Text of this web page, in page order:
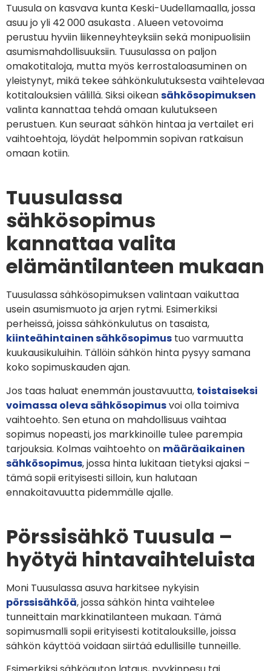
Tuusula on kasvava kunta Keski-Uudellamaalla, jossa
asuu jo yli 42 000 asukasta . Alueen vetovoima
perustuu hyviin liikenneyhteyksiin sekä monipuolisiin
asumismahdollisuuksiin. Tuusulassa on paljon
omakotitaloja, mutta myös kerrostaloasuminen on
yleistynyt, mikä tekee sähkönkulutuksesta vaihtelevaa
kotitalouksien välillä. Siksi oikeansähkösopimuksen
valinta kannattaa tehdä omaan kulutukseen
perustuen. Kun seuraat sähkön hintaa ja vertailet eri
vaihtoehtoja, löydät helpommin sopivan ratkaisun
omaan kotiin.
Tuusulassa
sähkösopimus
kannattaa valita
elämäntilanteen mukaan
Tuusulassa sähkösopimuksen valintaan vaikuttaa
usein asumismuoto ja arjen rytmi. Esimerkiksi
perheissä, joissa sähkönkulutus on tasaista,
kiinteähintainen sähkösopimus tuo varmuutta
kuukausikuluihin. Tällöin sähkön hinta pysyy samana
koko sopimuskauden ajan.
Jos taas haluat enemmän joustavuutta, toistaiseksi
voimassa oleva sähkösopimusvoi olla toimiva
vaihtoehto. Sen etuna on mahdollisuus vaihtaa
sopimus nopeasti, jos markkinoille tulee parempia
tarjouksia. Kolmas vaihtoehto on määräaikainen
sähkösopimus, jossa hinta lukitaan tietyksi ajaksi –
tämä sopii erityisesti silloin, kun halutaan
ennakoitavuutta pidemmälle ajalle.
Pörssisähkö Tuusula –
hyötyä hintavaihteluista
Moni Tuusulassa asuva harkitsee nykyisin
pörssisähköä, jossa sähkön hinta vaihtelee
tunneittain markkinatilanteen mukaan. Tämä
sopimusmalli sopii erityisesti kotitalouksille, joissa
sähkön käyttöä voidaan siirtää edullisille tunneille.